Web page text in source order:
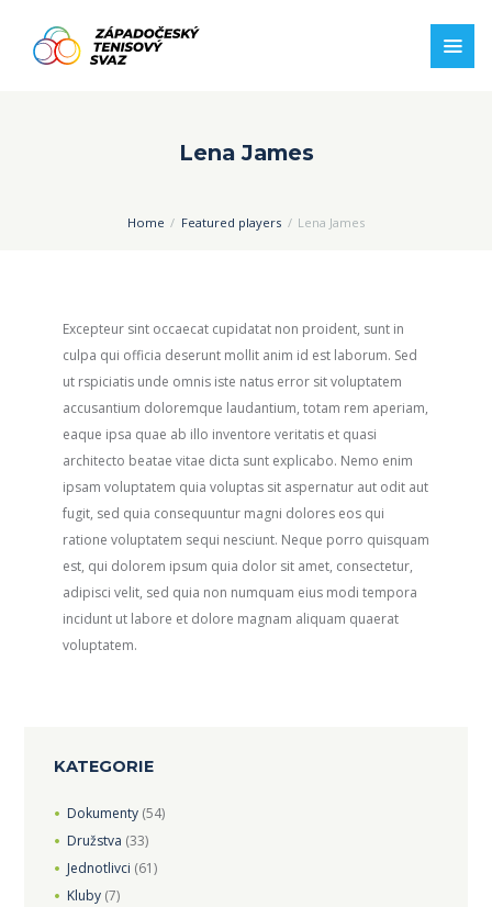
Lena James
Home Featured players Lena James
Excepteur sint occaecat cupidatat non proident, sunt in
culpa qui officia deserunt mollit anim id est laborum. Sed
ut rspiciatis unde omnis iste natus error sit voluptatem
accusantium doloremque laudantium, totam rem aperiam,
eaque ipsa quae ab illo inventore veritatis et quasi
architecto beatae vitae dicta sunt explicabo. Nemo enim
ipsam voluptatem quia voluptas sit aspernatur aut odit aut
fugit, sed quia consequuntur magni dolores eos qui
ratione voluptatem sequi nesciunt. Neque porro quisquam
est, qui dolorem ipsum quia dolor sit amet, consectetur,
adipisci velit, sed quia non numquam eius modi tempora
incidunt ut labore et dolore magnam aliquam quaerat
voluptatem.
KATEGORIE
Dokumenty(54)
Družstva (33)
Jednotlivci (61)
Kluby(7)